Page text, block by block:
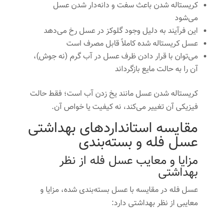
کریستاله شدن باعث سفت و دانه‌دار شدن عسل
می‌شود
این فرآیند به دلیل وجود گلوکز در عسل رخ می‌دهد
عسل کریستاله شده کاملاً قابل مصرف است
می‌توان با قرار دادن ظرف عسل در آب گرم (نه جوش)،
آن را به حالت مایع بازگرداند
کریستاله شدن عسل مانند یخ زدن آب است؛ فقط حالت
فیزیکی آن تغییر می‌کند، نه کیفیت یا خواص آن.
مقایسه استانداردهای بهداشتی
عسل فله و بسته‌بندی
مزایا و معایب عسل فله از نظر
بهداشتی
عسل فله در مقایسه با عسل بسته‌بندی شده، مزایا و
معایبی از نظر بهداشتی دارد: